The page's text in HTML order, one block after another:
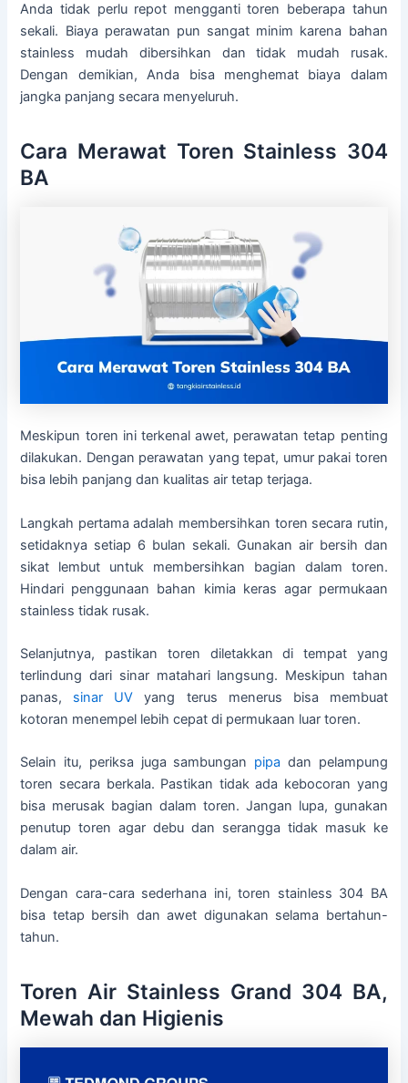
Anda tidak perlu repot mengganti toren beberapa tahun
sekali. Biaya perawatan pun sangat minim karena bahan
stainless mudah dibersihkan dan tidak mudah rusak.
Dengan demikian, Anda bisa menghemat biaya dalam
jangka panjang secara menyeluruh.
Cara Merawat Toren Stainless 304
BA
Meskipun toren ini terkenal awet, perawatan tetap penting
dilakukan. Dengan perawatan yang tepat, umur pakai toren
bisa lebih panjang dan kualitas air tetap terjaga.
Langkah pertama adalah membersihkan toren secara rutin,
setidaknya setiap 6 bulan sekali. Gunakan air bersih dan
sikat lembut untuk membersihkan bagian dalam toren.
Hindari penggunaan bahan kimia keras agar permukaan
stainless tidak rusak.
Selanjutnya, pastikan toren diletakkan di tempat yang
terlindung dari sinar matahari langsung. Meskipun tahan
panas, sinar UV yang terus menerus bisa membuat
kotoran menempel lebih cepat di permukaan luar toren.
Selain itu, periksa juga sambungan pipa dan pelampung
toren secara berkala. Pastikan tidak ada kebocoran yang
bisa merusak bagian dalam toren. Jangan lupa, gunakan
penutup toren agar debu dan serangga tidak masuk ke
dalam air.
Dengan cara-cara sederhana ini, toren stainless 304 BA
bisa tetap bersih dan awet digunakan selama bertahun-
tahun.
Toren Air Stainless Grand 304 BA,
Mewah dan Higienis